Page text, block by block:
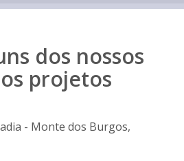
dos nossos
projetos